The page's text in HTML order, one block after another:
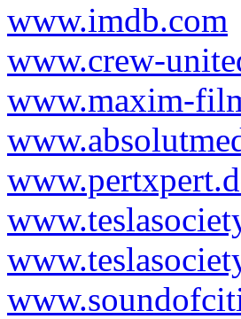
www.imdb.com
www.crew-
www.maxim-